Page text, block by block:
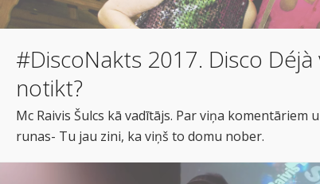
#DiscoNakts 2017. Disco
notikt?
Mc Raivis Šulcs kā vadītājs. Par viņa komentāriem
runas- Tu jau zini, ka viņš to domu nober.